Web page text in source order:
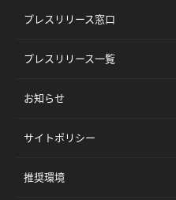
プレスリリース窓口
プレスリリース一覧
お知らせ
サイトポリシー
推奨環境